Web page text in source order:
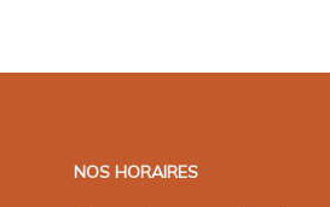
NOS HORAIRES